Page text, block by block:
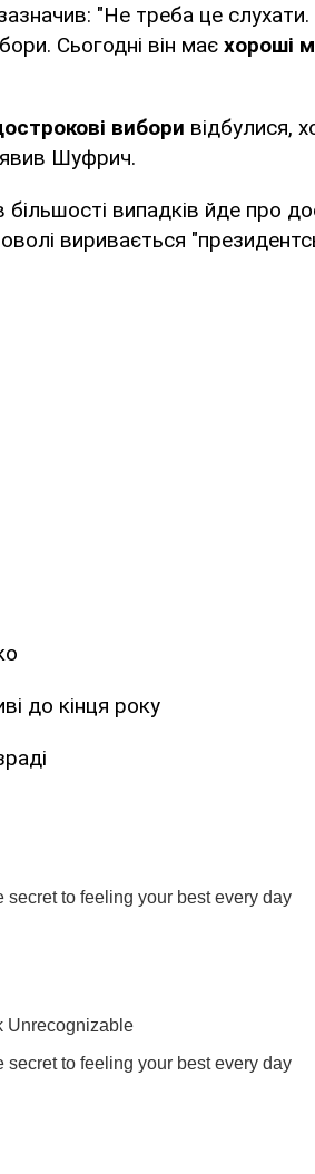
"Не треба це слухати.
Сьогодні він має хороші
вибори відбулися,
Шуфрич.
випадків йде про
виривається
до кінця року